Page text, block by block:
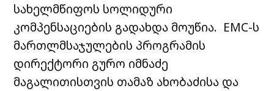
სახელმწიფოს სოლიდური
კომპენსაციების გადახდა მოუწია. EMC-ს
მართლმსაჯულების პროგრამის
დირექტორი გურო იმნაძე
მაგალითისთვის თამაზ ახობაძისა და